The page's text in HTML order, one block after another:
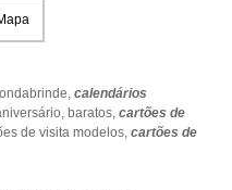
ondabrinde, calendários
baratos, cartões de
de visita modelos, cartões de